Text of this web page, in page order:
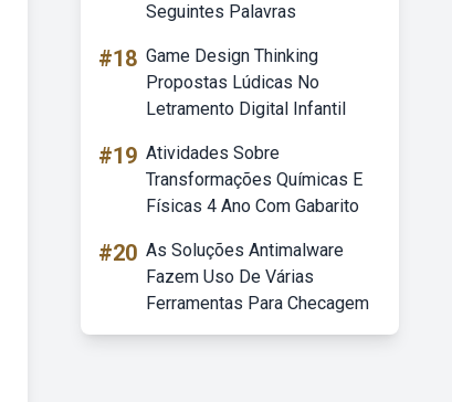
Seguintes Palavras
#18 Game Design Thinking
Propostas Lúdicas No
Letramento Digital Infantil
#19 Atividades Sobre
Transformações Químicas E
Físicas 4 Ano Com Gabarito
#20 As Soluções Antimalware
Fazem Uso De Várias
Ferramentas Para Checagem